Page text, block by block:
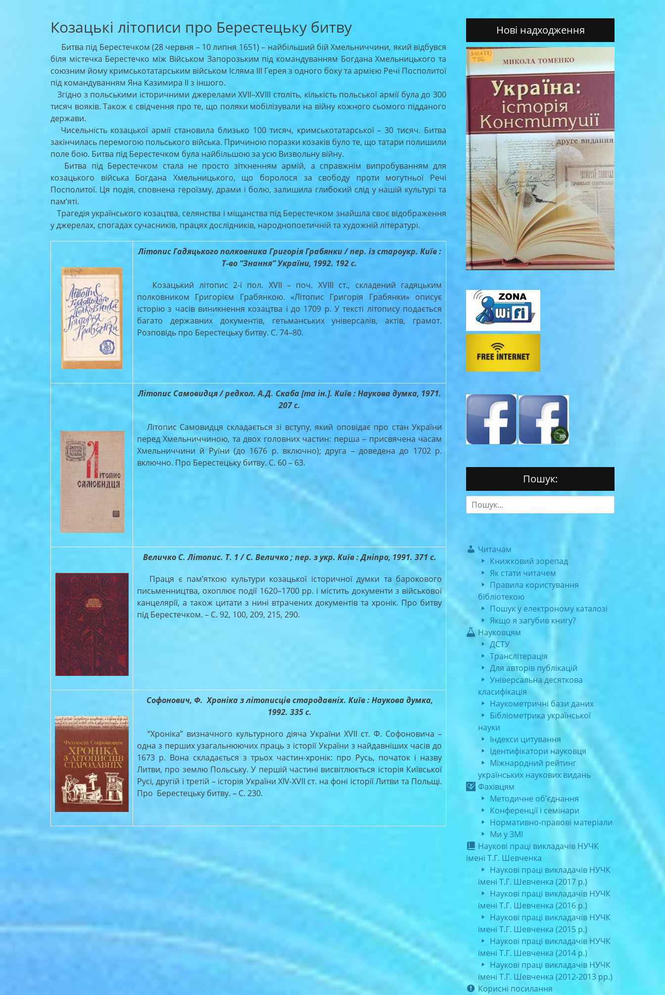
Козацькі літописи про Берестецьку битву
Битва під Берестечком (28 червня – 10 липня 1651) – найбільший бій Хмельниччини, який відбувся
біля містечка Берестечко між Військом Запорозьким під командуванням Богдана Хмельницького та
союзним йому кримськотатарським військом Ісляма III Герея з одного боку та армією Речі Посполитої
під командуванням Яна Казимира II з іншого.
Згідно з польськими історичними джерелами XVII–XVIII століть, кількість польської армії була до 300
тисяч вояків. Також є свідчення про те, що поляки мобілізували на війну кожного сьомого підданого
держави.
Чисельність козацької армії становила близько 100 тисяч, кримськотатарської – 30 тисяч. Битва
закінчилась перемогою польського війська. Причиною поразки козаків було те, що татари полишили
поле бою. Битва під Берестечком була найбільшою за усю Визвольну війну.
Битва під Берестечком стала не просто зіткненням армій, а справжнім випробуванням для
козацького війська Богдана Хмельницького, що боролося за свободу проти могутньої Речі
Посполитої. Ця подія, сповнена героїзму, драми і болю, залишила глибокий слід у нашій культурі та
пам’яті.
Трагедія українського козацтва, селянства і міщанства під Берестечком знайшла своє відображення
у джерелах, спогадах сучасників, працях дослідників, народнопоетичній та художній літературі.
Літопис Гадяцького полковника Григорія Грабянки / пер. із староукр. Київ :
Т-во “Знання” України, 1992. 192 с.
Козацький літопис 2-ї пол. XVII – поч. XVIII ст., складений гадяцьким
полковником Григорієм Грабянкою. «Літопис Григорія Грабянки» описує
історію з часів виникнення козацтва і до 1709 р. У тексті літопису подається
багато державних документів, гетьманських універсалів, актів, грамот.
Розповідь про Берестецьку битву. С. 74–80.
Літопис Самовидця / редкол. А.Д. Скаба [та ін.]. Київ : Наукова думка, 1971.
207 с.
Літопис Самовидця складається зі вступу, який оповідає про стан України
перед Хмельниччиною, та двох головних частин: перша – присвячена часам
Хмельниччини й Руїни (до 1676 р. включно); друга – доведена до 1702 р.
включно. Про Берестецьку битву. С. 60 – 63.
Величко С. Літопис. Т. 1 / С. Величко ; пер. з укр. Київ : Дніпро, 1991. 371 с.
Праця є пам’яткою культури козацької історичної думки та барокового
письменництва, охоплює події 1620–1700 рр. і містить документи з військової
канцелярії, а також цитати з нині втрачених документів та хронік. Про битву
під Берестечком. – С. 92, 100, 209, 215, 290.
Софонович, Ф. Хроніка з літописців стародавніх. Київ : Наукова думка,
1992. 335 с.
“Хроніка” визначного культурного діяча України XVII ст. Ф. Софоновича –
одна з перших узагальнюючих праць з історії України з найдавніших часів до
1673 р. Вона складається з трьох частин-хронік: про Русь, початок і назву
Литви, про землю Польську. У першій частині висвітлюється історія Київської
Русі, другій і третій – історія України XIV-XVII ст. на фоні історії Литви та Польщі.
Про Берестецьку битву. – С. 230.
Нові надходження
Пошук:
Search
for:
Читачам
Книжковий зорепад
Як стати читачем
Правила користування
бібліотекою
Пошук у електроному каталозі
Якщо я загубив книгу?
Науковцям
ДСТУ
Транслітерація
Для авторів публікацій
Універсальна десяткова
класифікація
Наукометричні бази даних
Бібліометрика української
науки
Індекси цитування
Ідентифікатори науковця
Міжнародний рейтинг
українських наукових видань
Фахівцям
Методичне об’єднання
Конференції і семінари
Нормативно-правові матеріали
Ми у ЗМІ
Наукові праці викладачів НУЧК
імені Т.Г. Шевченка
Наукові праці викладачів НУЧК
імені Т.Г. Шевченка (2017 р.)
Наукові праці викладачів НУЧК
імені Т.Г. Шевченка (2016 р.)
Наукові праці викладачів НУЧК
імені Т.Г. Шевченка (2015 р.)
Наукові праці викладачів НУЧК
імені Т.Г. Шевченка (2014 р.)
Наукові праці викладачів НУЧК
імені Т.Г. Шевченка (2012-2013 рр.)
Корисні посилання